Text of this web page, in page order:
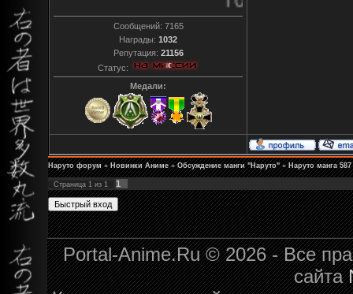
Сообщений: 7165
Награды: 1032
Репутация: 21156
Статус:
Медали:
Наруто форум » Новинки Аниме » Обсуждение манги "Наруто" » Наруто манга
Страница 1 из 1 1
Portal-Anime.Ru © 2026 - Все
сайта